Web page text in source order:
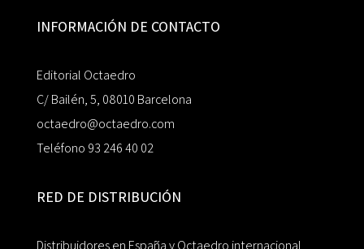
INFORMACIÓN DE CONTACTO
Editorial Octaedro
C/ Bailén, 5, 08010 Barcelona
octaedro@octaedro.com
Teléfono 93 246 40 02
RED DE DISTRIBUCIÓN
Distribuidores en España y Octaedro internacional